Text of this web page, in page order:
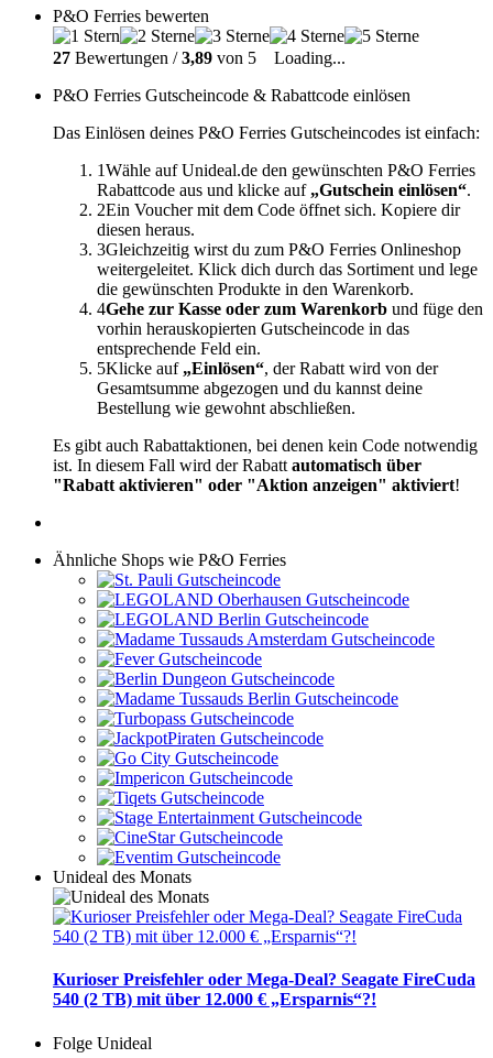
P&O Ferries bewerten
27 Bewertungen /3,89 von 5
Loading...
P&O Ferries Gutscheincode & Rabattcode einlösen
Das Einlösen deines P&O Ferries Gutscheincodes ist einfach:
1Wähle auf Unideal.de den gewünschten P&O Ferries
Rabattcode aus und klicke auf „Gutschein einlösen“.
2Ein Voucher mit dem Code öffnet sich. Kopiere dir
diesen heraus.
3Gleichzeitig wirst du zum P&O Ferries Onlineshop
weitergeleitet. Klick dich durch das Sortiment und lege
die gewünschten Produkte in den Warenkorb.
4Gehe zur Kasse oder zum Warenkorb und füge den
vorhin herauskopierten Gutscheincode in das
entsprechende Feld ein.
5Klicke auf „Einlösen“, der Rabatt wird von der
Gesamtsumme abgezogen und du kannst deine
Bestellung wie gewohnt abschließen.
Es gibt auch Rabattaktionen, bei denen kein Code notwendig
ist. In diesem Fall wird der Rabatt automatisch über
"Rabatt aktivieren" oder "Aktion anzeigen" aktiviert!
Ähnliche Shops wie P&O Ferries
Unideal des Monats
Kurioser Preisfehler oder Mega-Deal? Seagate FireCuda
540 (2 TB) mit über 12.000 € „Ersparnis“?!
Folge Unideal